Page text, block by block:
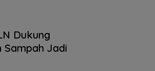
Dukung
Sampah Jadi